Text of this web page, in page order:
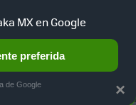
AUTO TERRITORIO
×
MX en Google
preferida
de Google